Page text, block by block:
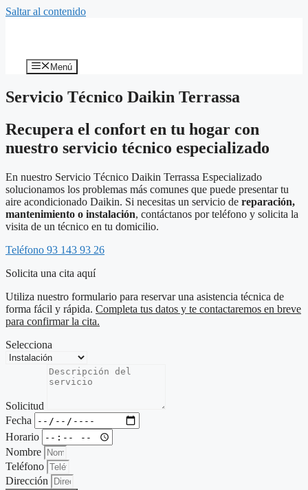
Saltar al contenido
Menú
Servicio Técnico Daikin Terrassa
Recupera el confort en tu hogar con
nuestro servicio técnico especializado
En nuestro Servicio Técnico Daikin Terrassa Especializado
solucionamos los problemas más comunes que puede presentar tu
aire acondicionado Daikin. Si necesitas un servicio de reparación,
mantenimiento o instalación, contáctanos por teléfono y solicita la
visita de un técnico en tu domicilio.
Teléfono 93 143 93 26
Solicita una cita aquí
Utiliza nuestro formulario para reservar una asistencia técnica de
forma fácil y rápida. Completa tus datos y te contactaremos en breve
para confirmar la cita.
Selecciona
Solicitud
Fecha
Horario
Nombre
Teléfono
Dirección